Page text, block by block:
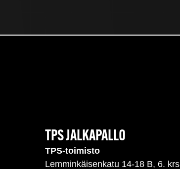
TPS JALKAPALLO
TPS-toimisto
Lemminkäisenkatu 14-18 B, 6. krs